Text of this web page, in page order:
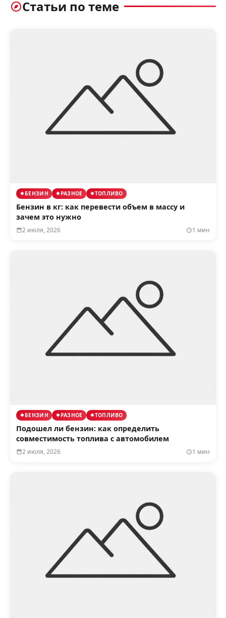
Статьи по теме
БЕНЗИН РАЗНОЕ ТОПЛИВО
Бензин в кг: как перевести объем в массу и
зачем это нужно
2 июля, 2026 1 мин
БЕНЗИН РАЗНОЕ ТОПЛИВО
Подошел ли бензин: как определить
совместимость топлива с автомобилем
2 июля, 2026 1 мин